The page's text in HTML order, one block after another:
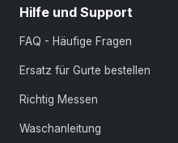
Hilfe und Support
FAQ - Häufige Fragen
Ersatz für Gurte bestellen
Richtig Messen
Waschanleitung